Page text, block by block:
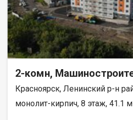
2-комн,
Красноярск, Ленинский р-н
монолит-кирпич, 8 этаж, 41.1